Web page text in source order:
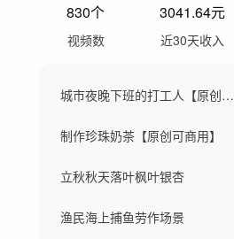
830个
视频数
3041.64元
近30天收入
城市夜晚下班的打工人【原创实拍倒卖必究】
制作珍珠奶茶【原创可商用】
立秋秋天落叶枫叶银杏
渔民海上捕鱼劳作场景